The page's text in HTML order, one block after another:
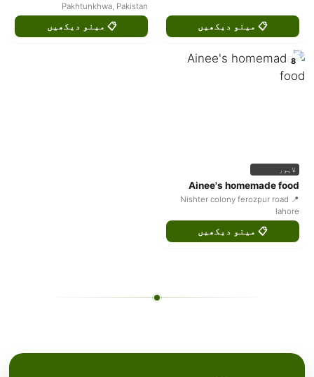
📋 مینو دیکھیں
Pakhtunkhwa, Pakistan
📋 مینو دیکھیں
8
لاہور
Ainee's homemade food
📍 Nishter colony ferozpur road
lahore
📋 مینو دیکھیں